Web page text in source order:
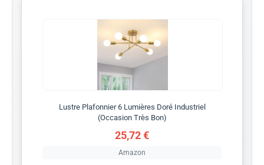
Lustre Plafonnier 6 Lumières Doré Industriel
(Occasion Très Bon)
25,72 €
Amazon